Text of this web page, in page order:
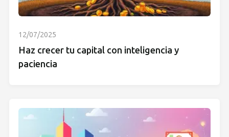
12/07/2025
Haz crecer tu capital con inteligencia y
paciencia